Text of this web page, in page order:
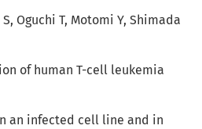
Oguchi T, Motomi Y, Shimada
of human T-cell leukemia
an infected cell line and in